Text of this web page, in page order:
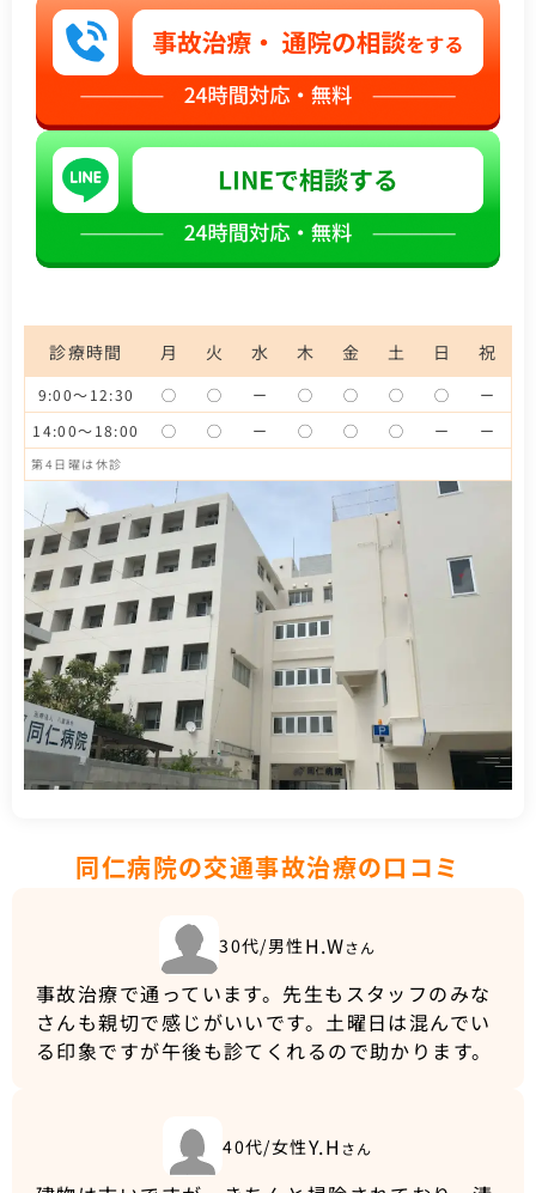
診療時間 月 火 水 木 金 土 日 祝
9:00～12:30 ◯ ◯ ー ◯ ◯ ◯ ◯
ー
14:00～18:00
◯ ◯ ー ◯ ◯ ◯ ー ー
第4日曜は休診
同仁病院の交通事故治療の口コミ
30代/男性 H.Wさん
事故治療で通っています。先生もスタッフのみな
さんも親切で感じがいいです。土曜日は混んでい
る印象ですが午後も診てくれるので助かります。
40代/女性Y.H さん